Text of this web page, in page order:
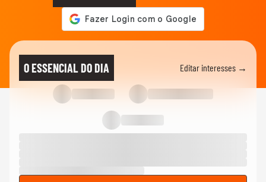
O ESSENCIAL DO DIA Editar interesses →